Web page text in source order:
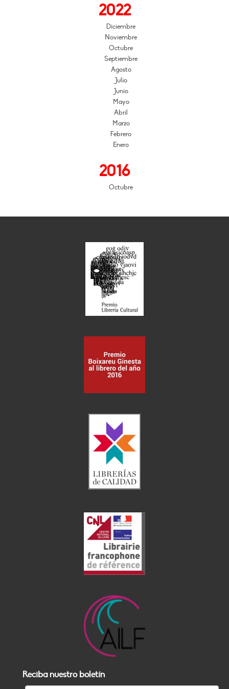
2022
Diciembre
Noviembre
Octubre
Septiembre
Agosto
Julio
Junio
Mayo
Abril
Marzo
Febrero
Enero
2016
Octubre
Reciba nuestro boletín